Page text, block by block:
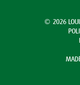
© 2026